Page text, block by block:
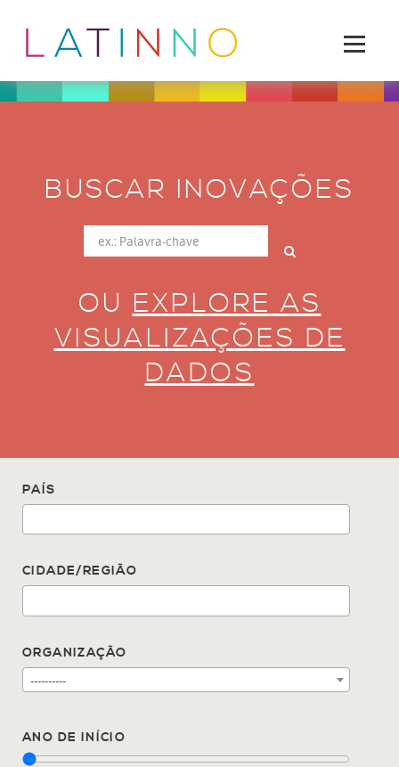
BUSCAR INOVAÇÕES
OU EXPLORE AS
VISUALIZAÇÕES DE
DADOS
PAÍS
CIDADE/REGIÃO
ORGANIZAÇÃO
----------
ANO DE INÍCIO